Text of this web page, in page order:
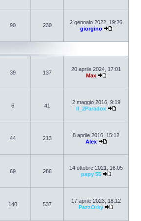
90 230
2 gennaio 2022, 19:26
giorgino
39 137
20 aprile 2024, 17:01
Max
6 41
2 maggio 2016, 9:19
Il_2Paradox
44 213
8 aprile 2016, 15:12
Alex
69 286
14 ottobre 2021, 16:05
papy 55
140 537
17 aprile 2023, 18:12
PazzOrky